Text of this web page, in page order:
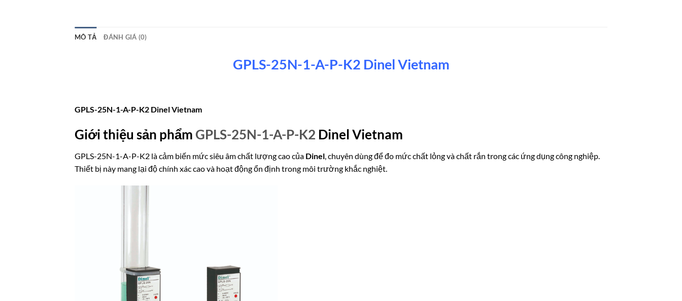
MÔ TẢ ĐÁNH GIÁ (0)
GPLS-25N-1-A-P-K2 Dinel Vietnam
GPLS-25N-1-A-P-K2 Dinel Vietnam
Giới thiệu sản phẩm GPLS-25N-1-A-P-K2 Dinel Vietnam
GPLS-25N-1-A-P-K2 là cảm biến mức siêu âm chất lượng cao của Dinel , chuyên dùng để đo mức chất lỏng và chất rắn trong các ứng dụng công nghiệp.
Thiết bị này mang lại độ chính xác cao và hoạt động ổn định trong môi trường khắc nghiệt.